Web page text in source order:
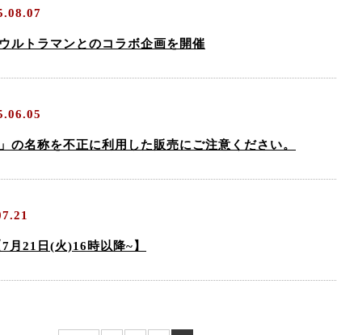
ルトラマンとのコラボ企画を開催
の名称を不正に利用した販売にご注意ください。
月21日(火)16時以降~】